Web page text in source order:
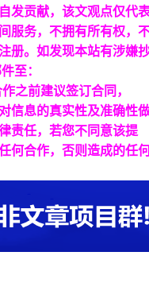
发贡献，该文观点仅代
服务，不拥有所有权，
册。如发现本站有涉嫌
至：
之前建议签订合同，
信息的真实性及准确性
责任，若您不同意该提
何合作，否则造成的任